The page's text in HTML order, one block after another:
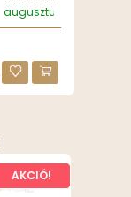
augusztus 13, csütörtök
AKCIÓ!